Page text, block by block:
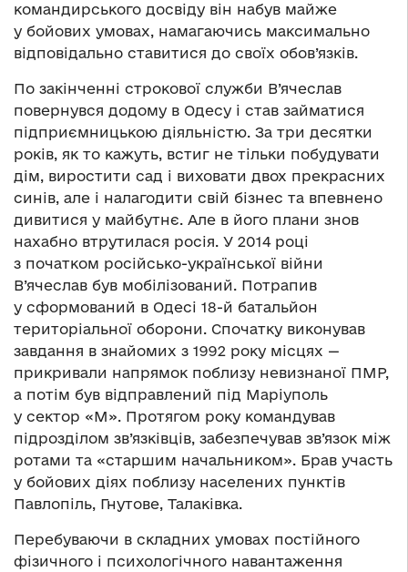
командирського досвіду він набув майже
у бойових умовах, намагаючись максимально
відповідально ставитися до своїх обов’язків.
По закінченні строкової служби В’ячеслав
повернувся додому в Одесу і став займатися
підприємницькою діяльністю. За три десятки
років, як то кажуть, встиг не тільки побудувати
дім, виростити сад і виховати двох прекрасних
синів, але і налагодити свій бізнес та впевнено
дивитися у майбутнє. Але в його плани знов
нахабно втрутилася росія. У 2014 році
з початком російсько-української війни
В’ячеслав був мобілізований. Потрапив
у сформований в Одесі 18-й батальйон
територіальної оборони. Спочатку виконував
завдання в знайомих з 1992 року місцях —
прикривали напрямок поблизу невизнаної ПМР,
а потім був відправлений під Маріуполь
у сектор «М». Протягом року командував
підрозділом зв’язківців, забезпечував зв’язок між
ротами та «старшим начальником». Брав участь
у бойових діях поблизу населених пунктів
Павлопіль, Гнутове, Талаківка.
Перебуваючи в складних умовах постійного
фізичного і психологічного навантаження